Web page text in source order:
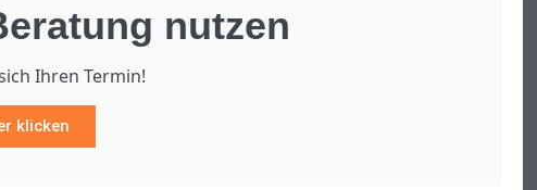
nutzen
Ihren Termin!
klicken